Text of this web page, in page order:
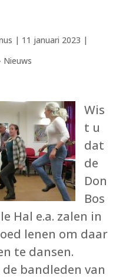
| 11 januari 2023 |
Nieuws
Wis
t u
dat
de
Don
Bos
Hal e.a. zalen in
lenen om daar
te dansen.
bandleden van